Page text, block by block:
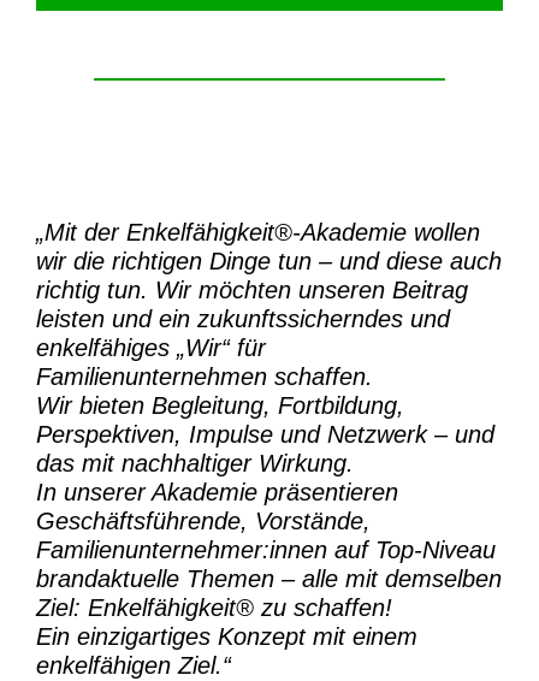
„Mit der Enkelfähigkeit®-Akademiewollen
wir die richtigen Dinge tun – und diese auch
richtig tun. Wir möchten unseren Beitrag
leisten und ein zukunftssicherndes und
enkelfähiges „Wir“ für
Familienunternehmen schaffen.
Wir bieten Begleitung, Fortbildung,
Perspektiven, Impulse und Netzwerk – und
das mit nachhaltiger Wirkung.
In unserer Akademie präsentieren
Geschäftsführende, Vorstände,
Familienunternehmer:innen auf Top-Niveau
brandaktuelle Themen – alle mit demselben
Ziel: Enkelfähigkeit® zu schaffen!
Ein einzigartiges Konzept mit einem
enkelfähigen Ziel.“